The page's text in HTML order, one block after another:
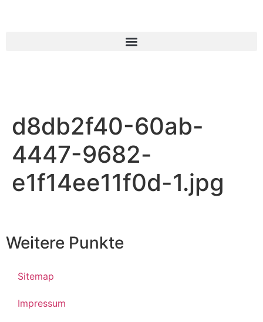
d8db2f40-60ab-
4447-9682-
e1f14ee11f0d-1.jpg
Weitere Punkte
Sitemap
Impressum